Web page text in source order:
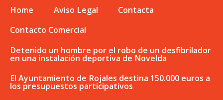
Home Aviso Legal
Contacta
Contacto Comercial
Detenido un hombre por el robo de un desfibrilador
en una instalación deportiva de Novelda
El Ayuntamiento de Rojales destina 150.000 euros a
los presupuestos participativos